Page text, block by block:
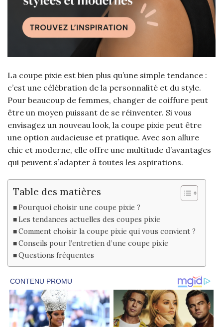
La coupe pixie est bien plus qu’une simple tendance :
c’est une célébration de la personnalité et du style.
Pour beaucoup de femmes, changer de coiffure peut
être un moyen puissant de se réinventer. Si vous
envisagez un nouveau look, la coupe pixie peut être
une option audacieuse et pratique. Avec son allure
chic et moderne, elle offre une multitude d’avantages
qui peuvent s’adapter à toutes les aspirations.
Table des matières
Pourquoi choisir une coupe pixie ?
Les tendances actuelles des coupes pixie
Comment choisir la coupe pixie qui vous convient ?
Conseils pour l’entretien d’une coupe pixie
Questions fréquentes